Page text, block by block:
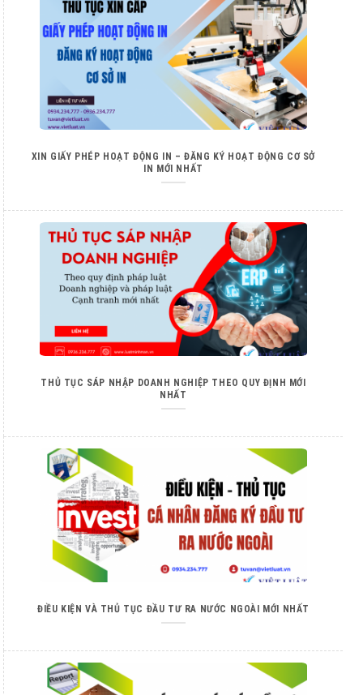
XIN GIẤY PHÉP HOẠT ĐỘNG IN – ĐĂNG KÝ HOẠT ĐỘNG CƠ SỞ
IN MỚI NHẤT
THỦ TỤC SÁP NHẬP DOANH NGHIỆP THEO QUY ĐỊNH MỚI
NHẤT
ĐIỀU KIỆN VÀ THỦ TỤC ĐẦU TƯ RA NƯỚC NGOÀI MỚI NHẤT